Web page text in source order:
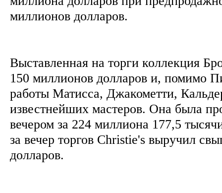
миллионов долларов.
Выставленная на торги коллекция
150 миллионов долларов и, помимо
работы Матисса, Джакометти,
известнейших мастеров. Она была
вечером за 224 миллиона 177,5
за вечер торгов Christie's выручил
долларов.